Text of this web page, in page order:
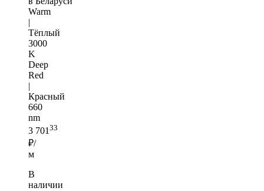
Warm
|
Тёплый
3000
K
Deep
Red
|
Красный
660
nm
3 701 33
₽/
м
В
наличии